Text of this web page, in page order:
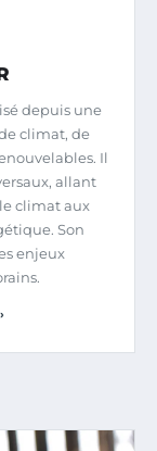
depuis une
climat, de
Il
allant
climat aux
Son
enjeux